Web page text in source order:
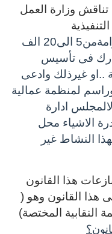
العمالية تناقش وزارة العمل
وغرامةمن5 الى20 الف
فى تأسيس
..او غيرذلك وادعى
لمنظمة عمالية
ادارة
الاشياء محل
النشاط غير
هذا القانون
هذا القانون وهو (
النقابية المختصة)